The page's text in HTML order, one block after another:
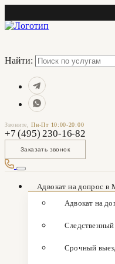
Найти:
Звоните,Пн-Пт 10:00-20:00
+7 (495) 230-16-82
Заказать звонок
Адвокат на допрос в
Адвокат на
Следственный
Срочный